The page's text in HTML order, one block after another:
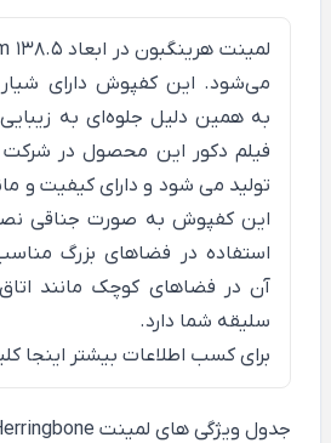
به همین دلیل جلوه‌ای به
فیلم دکور این محصول در شرکت
تولید می شود و دارای کیفیت و
این کفپوش به صورت جناقی
استفاده در فضاهای بزرگ
آن در فضاهای کوچک مانند
سلیقه شما دارد.
برای کسب اطلاعات بیشتر اینجا
جدول ویژگی های لمینت Herringbone